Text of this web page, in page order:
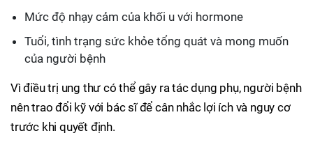
Mức độ nhạy cảm của khối u với hormone
Tuổi, tình trạng sức khỏe tổng quát và mong muốn
của người bệnh
Vì điều trị ung thư có thể gây ra tác dụng phụ, người bệnh
nên trao đổi kỹ với bác sĩ để cân nhắc lợi ích và nguy cơ
trước khi quyết định.